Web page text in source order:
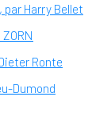
Harry Bellet
Ronte
Dumond